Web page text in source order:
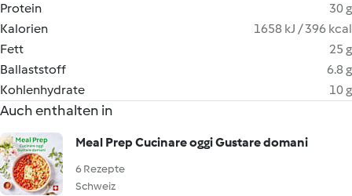
Protein
30 g
Kalorien
1658 kJ / 396 kcal
Fett
25 g
Ballaststoff
6.8 g
Kohlenhydrate
10 g
Auch enthalten in
Meal Prep Cucinare oggi Gustare domani
6 Rezepte
Schweiz